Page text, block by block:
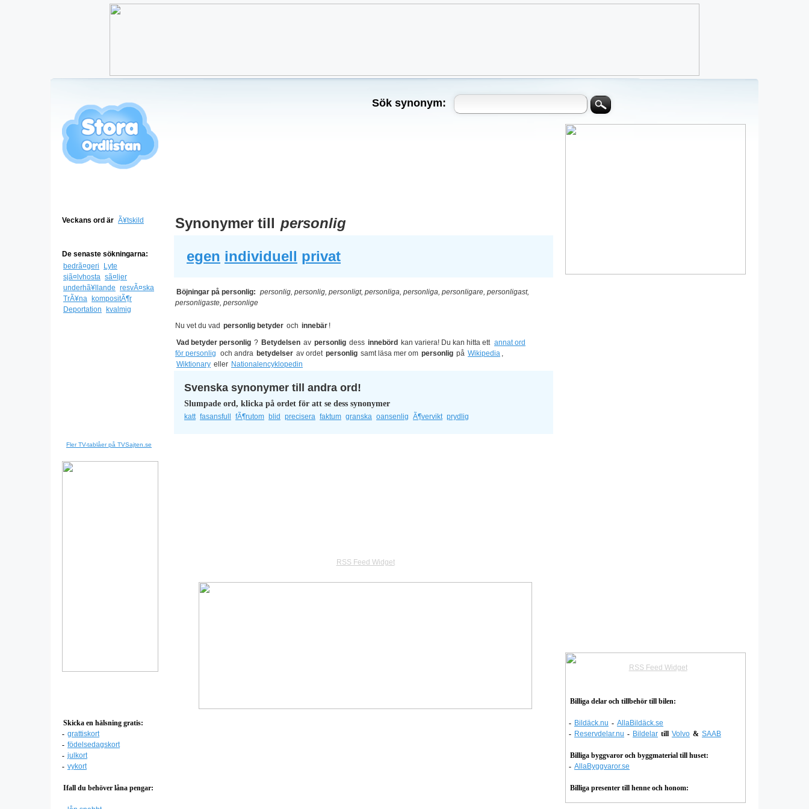
Veckans ord är Ã¥tskild
De senaste sökningarna:
bedrã¤geri
Lyte
sjã¤lvhosta sã¤ljer
underhã¥llande resvÃ¤ska
TrÃ¥na
kompositÃ¶r
Deportation
kvalmig
Fler TV-tablåer på TVSajten.se
Skicka en hälsning gratis:
- grattiskort
- födelsedagskort
- julkort
- vykort
Ifall du behöver låna pengar:
RSS Feed Widget
Billiga delar och tillbehör till bilen:
- Bildäck.nu - AllaBildäck.se
- Reservdelar.nu - Bildelar till Volvo & SAAB
Billiga byggvaror och byggmaterial till huset:
- AllaByggvaror.se
Billiga presenter till henne och honom:
Sök synonym:
Synonymer till personlig
egen individuell privat
Böjningar på personlig: personlig, personlig, personligt, personliga, personliga, personligare, personligast,
personligaste, personlige
Nu vet du vad personlig betyder och innebär !
Vad betyder personlig ? Betydelsen av personlig dess innebörd kan variera! Du kan hitta ett annat ord
för personlig och andra betydelser av ordet personlig samt läsa mer om personlig på Wikipedia ,
Wiktionary eller Nationalencyklopedin
Svenska synonymer till andra ord!
Slumpade ord, klicka på ordet för att se dess synonymer
katt fasansfull fÃ¶rutom blid precisera faktum granska oansenlig Ã¶vervikt prydlig
RSS Feed Widget